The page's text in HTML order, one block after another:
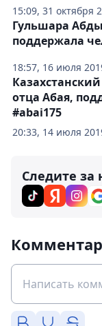
15:09, 31 октября
18:57, 16 июля
Гульшара
поддержала
20:33, 14 июля
отца Абая,
#abai175
Следите за